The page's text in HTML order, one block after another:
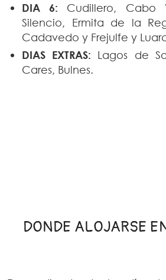
DIA 6: Cudillero, Cabo
Silencio, Ermita de la
Cadavedo y Frejulfe y
DIAS EXTRAS: Lagos de
Cares, Bulnes.
DONDE ALOJARSE